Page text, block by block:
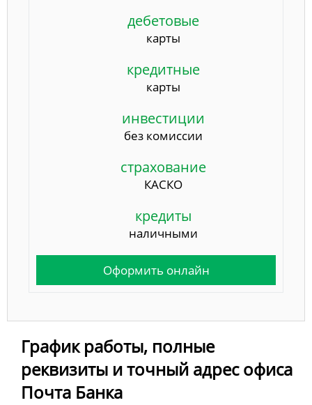
дебетовые
карты
кредитные
карты
инвестиции
без комиссии
страхование
КАСКО
кредиты
наличными
Оформить онлайн
График работы, полные
реквизиты и точный адрес офиса
Почта Банка